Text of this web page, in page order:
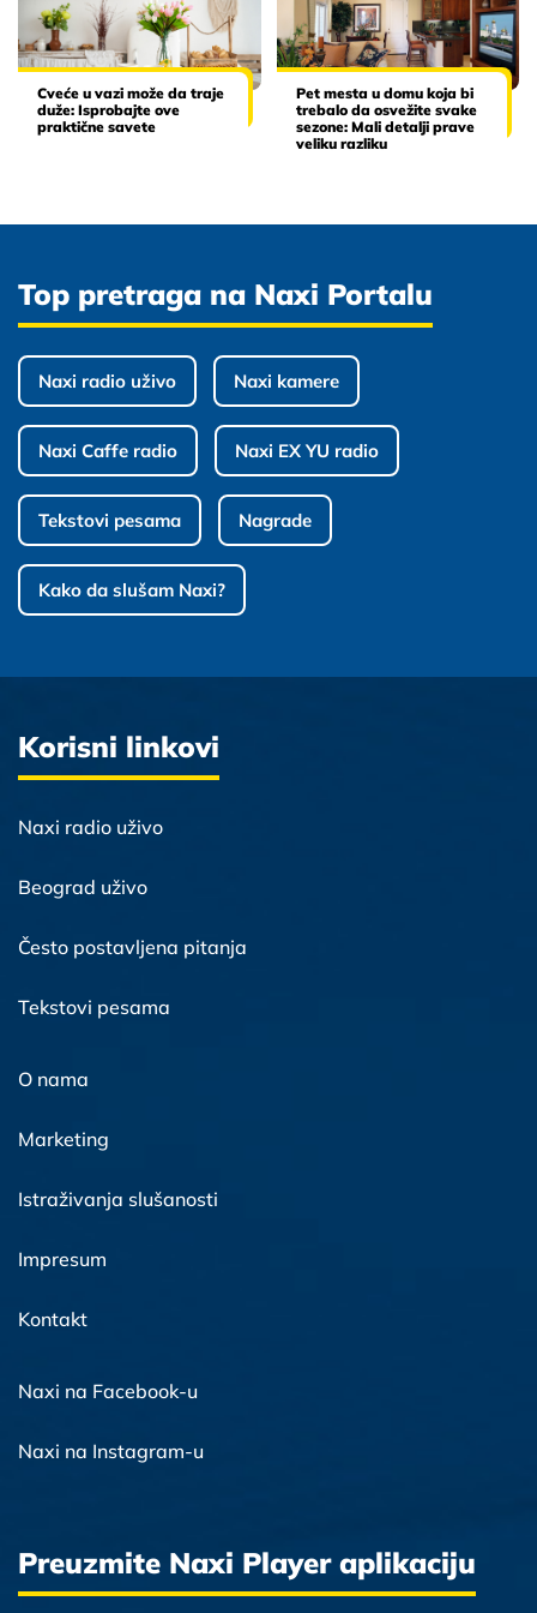
Cveće u vazi može da traje
duže: Isprobajte ove
praktične savete
Pet mesta u domu koja bi
trebalo da osvežite svake
sezone: Mali detalji prave
veliku razliku
Top pretraga na Naxi Portalu
Naxi radio uživo Naxi kamere
Naxi Caffe radio Naxi EX YU radio
Tekstovi pesama Nagrade
Kako da slušam Naxi?
Korisni linkovi
Naxi radio uživo
Beograd uživo
Često postavljena pitanja
Tekstovi pesama
O nama
Marketing
Istraživanja slušanosti
Impresum
Kontakt
Naxi na Facebook-u
Naxi na Instagram-u
Preuzmite Naxi Player aplikaciju